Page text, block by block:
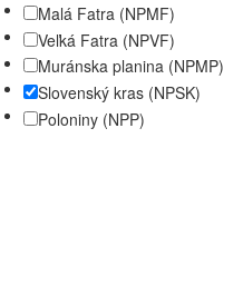
Malá Fatra (NPMF)
Veľká Fatra (NPVF)
Muránska planina (NPMP)
Slovenský kras (NPSK)
Poloniny (NPP)